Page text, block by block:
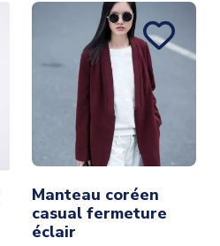
Manteau coréen
casual fermeture
éclair